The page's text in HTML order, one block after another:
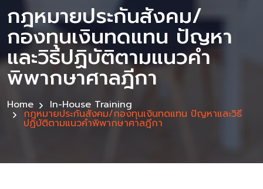
กฎหมายประกันสังคม/
กองทุนเงินทดแทน ปัญหา
และวิธีปฏิบัติตามแนวคำ
พิพากษาศาลฎีกา
Home In-House Training
กฎหมายประกันสังคม/กองทุนเงินทดแทน ปัญหาและวิธี
ปฏิบัติตามแนวคำพิพากษาศาลฎีกา